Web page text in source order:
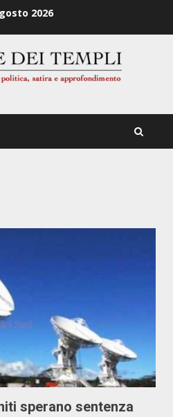
2026
sperano sentenza